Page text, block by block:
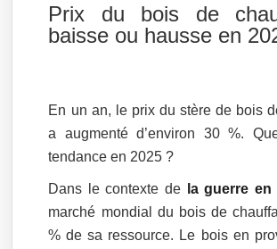
Prix du bois de
baisse ou hausse en
En un an, le prix du stère de bois
a augmenté d’environ 30 %.
tendance en 2025 ?
Dans le contexte de la guerre en
marché mondial du bois de
% de sa ressource. Le bois en